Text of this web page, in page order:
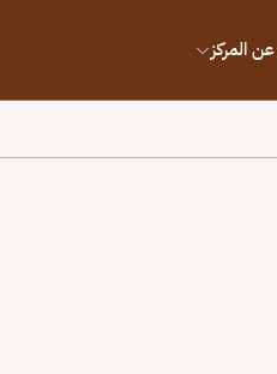
عن المركز